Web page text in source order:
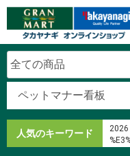
人気のキーワード 2026